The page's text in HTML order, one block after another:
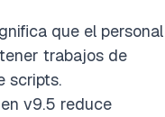
que el personal
trabajos de
scripts.
v9.5 reduce